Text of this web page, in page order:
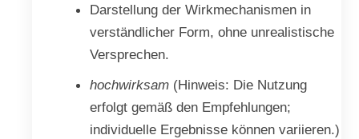
Darstellung der Wirkmechanismen in
verständlicher Form, ohne unrealistische
Versprechen.
hochwirksam(Hinweis: Die Nutzung
erfolgt gemäß den Empfehlungen;
individuelle Ergebnisse können variieren.)